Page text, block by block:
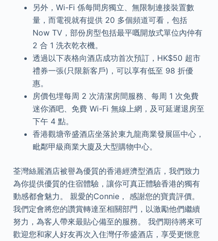
另外，Wi-Fi 係每間房獨立、無限制連接裝置數
量，而電視就有提供 20 多個頻道可看，包括
Now TV，部份房型包括最平嘅開放式單位內仲有
2 合 1 洗衣乾衣機。
透過以下表格向酒店成功首次預訂，HK$50 超市
禮券一張(只限新客戶)，可以享有低至 98 折優
惠。
房價包埋每周 2 次清潔房間服務、每周 1 次免費
迷你酒吧、免費 Wi-Fi 無線上網，及可延遲退房至
下午 4 點。
香港觀塘帝盛酒店坐落於東九龍商業發展區中心，
毗鄰甲級商業大廈及大型購物中心。
荃灣絲麗酒店被譽為優質的香港經濟型酒店，我們致力
為你提供優質的住宿體驗，讓你可真正體驗香港的獨有
動感都會魅力。 親愛的Connie， 感謝您的寶貴評價。
我們定會將您的讚賞轉達至相關部門，以激勵他們繼續
努力，為客人帶來最貼心備至的服務。 我們期待將來可
歡迎您和家人好友再次入住灣仔帝盛酒店，享受更愜意